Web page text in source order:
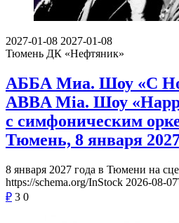
2027-01-08 2027-01-08
Тюмень ДК «Нефтяник»
АББА Миа. Шоу «С
ABBA Mia. Шоу
с симфоническим
Тюмень, 8 января
8 января 2027 года в Тюмени на
https://schema.org/InStock 2026-08-
₽ 3 0